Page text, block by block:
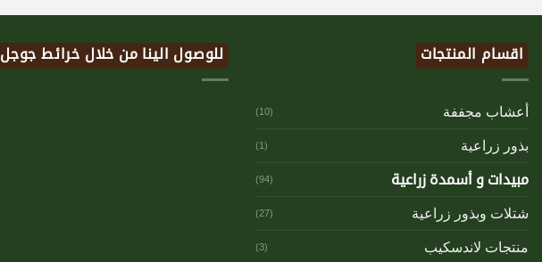
اقسام المنتجات
أعشاب مجففة (10)
بذور زراعية (1)
مبيدات و أسمدة زراعية (94)
شتلات وبذور زراعية (27)
منتجات لاندسكيب (3)
للوصول الينا من خلال خرائط جوجل